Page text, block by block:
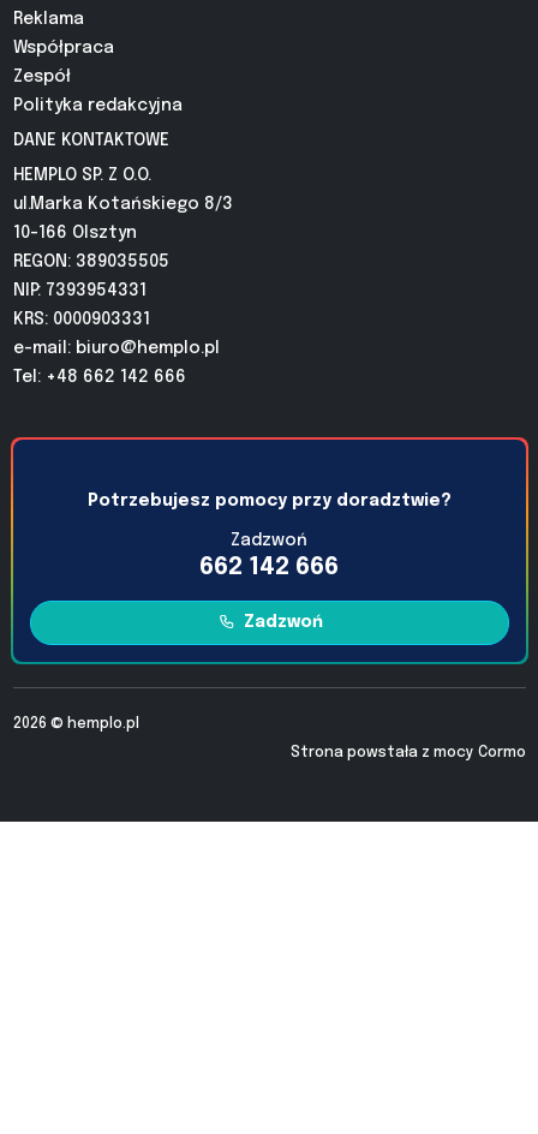
Reklama
Współpraca
Zespół
Polityka redakcyjna
DANE KONTAKTOWE
HEMPLO SP. Z O.O.
ul.Marka Kotańskiego 8/3
10-166 Olsztyn
REGON: 389035505
NIP: 7393954331
KRS: 0000903331
e-mail: biuro@hemplo.pl
Tel: +48 662 142 666
Potrzebujesz pomocy przy doradztwie?
Zadzwoń
662 142 666
Zadzwoń
2026 © hemplo.pl
Strona powstała z mocy Cormo